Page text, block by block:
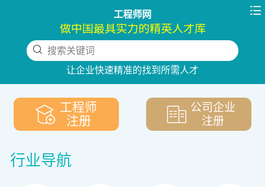
工程师网 
做中国最具实力的精英人才库
搜索关键词
让企业快速精准的找到所需人才
下拉刷新
工程师
注册
公司企业
注册
行业导航